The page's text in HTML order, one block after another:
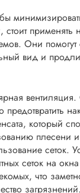
стоит применять
Они помогут
вид и
который
плесени
сеток.
сеток на
что
загрязнений.